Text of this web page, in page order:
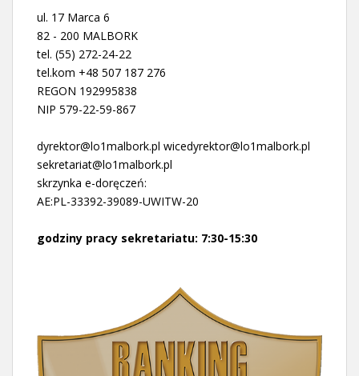
ul. 17 Marca 6
82 - 200 MALBORK
tel. (55) 272-24-22
tel.kom +48 507 187 276
REGON 192995838
NIP 579-22-59-867
dyrektor@lo1malbork.pl wicedyrektor@lo1malbork.pl
sekretariat@lo1malbork.pl
skrzynka e-doręczeń:
AE:PL-33392-39089-UWITW-20
godziny pracy sekretariatu: 7:30-15:30